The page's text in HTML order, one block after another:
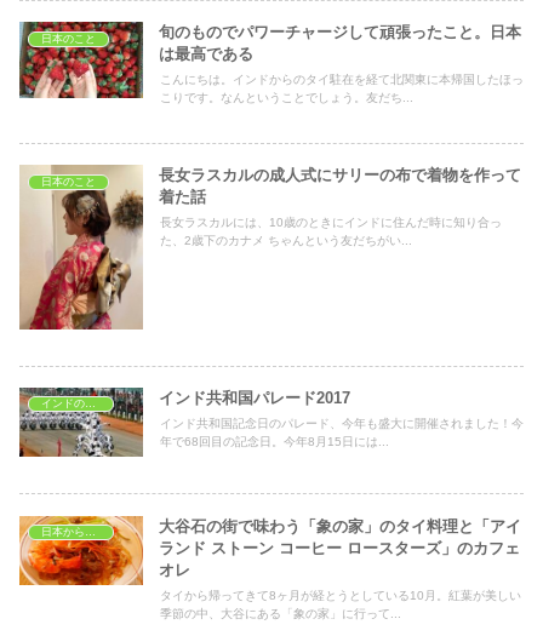
日本のこと
旬のものでパワーチャージして頑張ったこと。日本
は最高である
こんにちは。インドからのタイ駐在を経て北関東に本帰国したほっ
こりです。なんということでしょう。友だち...
日本のこと
長女ラスカルの成人式にサリーの布で着物を作って
着た話
長女ラスカルには、10歳のときにインドに住んだ時に知り合っ
た、2歳下のカナメ ちゃんという友だちがい...
インドのイベント インド共和国パレード2017
インド共和国記念日のパレード、今年も盛大に開催されました！今
年で68回目の記念日。今年8月15日には...
日本から見たタイ
大谷石の街で味わう「象の家」のタイ料理と「アイ
ランド ストーン コーヒー ロースターズ」のカフェ
オレ
タイから帰ってきて8ヶ月が経とうとしている10月。紅葉が美しい
季節の中、大谷にある「象の家」に行って...